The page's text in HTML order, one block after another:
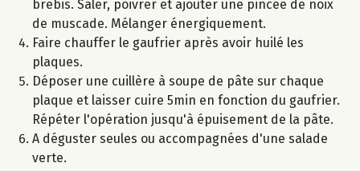
brebis. Saler, poivrer et ajouter une pincée de noix
de muscade. Mélanger énergiquement.
Faire chauffer le gaufrier après avoir huilé les
plaques.
Déposer une cuillère à soupe de pâte sur chaque
plaque et laisser cuire 5min en fonction du gaufrier.
Répéter l'opération jusqu'à épuisement de la pâte.
A déguster seules ou accompagnées d'une salade
verte.